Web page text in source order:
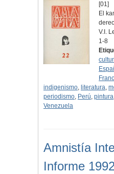
[01]
El
V.I.
1-8
indigenismo, literatura,
periodismo, Perú, pintura
Venezuela
Amnistía
Informe 1992